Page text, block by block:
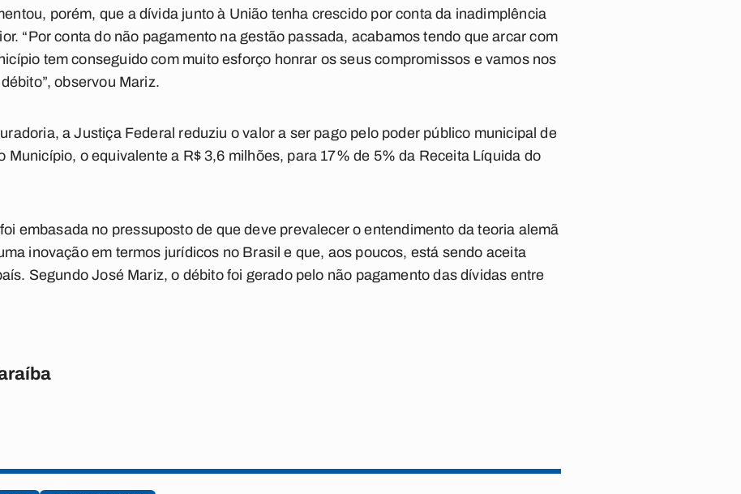
porém, que a dívida junto à União tenha crescido por conta da inadimplência
“Por conta do não pagamento na gestão passada, acabamos tendo que arcar com
tem conseguido com muito esforço honrar os seus compromissos e vamos nos
observou Mariz.
a Justiça Federal reduziu o valor a ser pago pelo poder público municipal de
Município, o equivalente a R$ 3,6 milhões, para 17% de 5% da Receita Líquida do
embasada no pressuposto de que deve prevalecer o entendimento da teoria alemã
inovação em termos jurídicos no Brasil e que, aos poucos, está sendo aceita
Segundo José Mariz, o débito foi gerado pelo não pagamento das dívidas entre